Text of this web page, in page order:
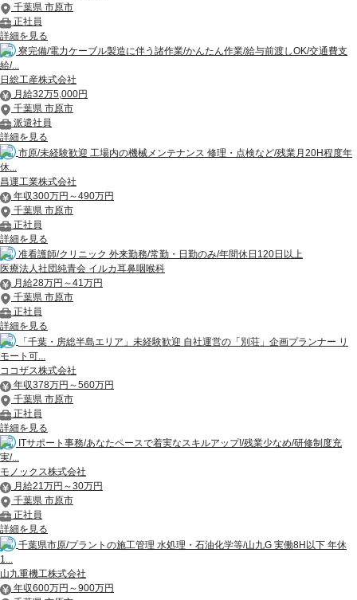
千葉県 市原市
正社員
詳細を見る
寮完備/電力ケーブル製造に伴う諸作業/かんたん作業/給与前渡しOK/交通費支
給/...
日総工産株式会社
月給32万5,000円
千葉県 市原市
派遣社員
詳細を見る
市原/未経験歓迎 工場内の機械メンテナンス 修理・点検など/残業月20H程度年
休...
昌運工業株式会社
年収300万円～490万円
千葉県 市原市
正社員
詳細を見る
准看護師/クリニック 外来勤務/常勤・日勤のみ/年間休日120日以上
医療法人社団純青会 イルカ耳鼻咽喉科
月給28万円～41万円
千葉県 市原市
正社員
詳細を見る
「千葉・房総半島エリア」未経験歓迎 自社運営の「別荘」企画プランナー リ
モート可...
ココザス株式会社
年収378万円～560万円
千葉県 市原市
正社員
詳細を見る
ITサポート事務/あなたペースで着実なスキルアップ!/残業少なめ/研修制度充
実/...
モノックス株式会社
月給21万円～30万円
千葉県 市原市
正社員
詳細を見る
千葉県市原/プラントの施工管理 水処理・石油化学等/山九G 実働8H以下 年休
1...
山九重機工株式会社
年収600万円～900万円